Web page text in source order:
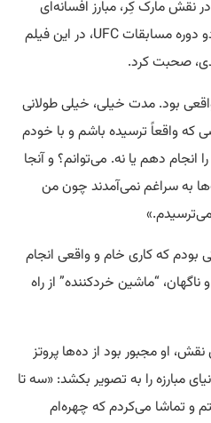
نقش مارک کِر، مبارز افسانه‌ای
هنرهای رزمی ترکیبی و قهرمان دو دوره مسابقات UFC، در این فیلم
صحبت کرد.
بود. مدت خیلی، خیلی طولانی
واقعاً ترسیده باشم و با خودم
انجام دهم یا نه. می‌توانم؟ و آنجا
به سراغم نمی‌آمدند چون من
که کاری خام و واقعی انجام
“ماشین خردکننده” از راه
او مجبور بود از ده‌ها پروتز
مبارزه را به تصویر بکشد: «سه تا
و تماشا می‌کردم که چهره‌ام